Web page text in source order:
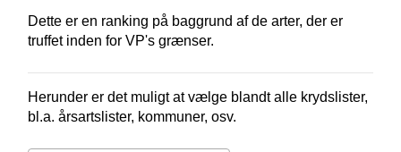
Dette er en ranking på baggrund af de arter, der er
truffet inden for VP's grænser.
Herunder er det muligt at vælge blandt alle krydslister,
bl.a. årsartslister, kommuner, osv.